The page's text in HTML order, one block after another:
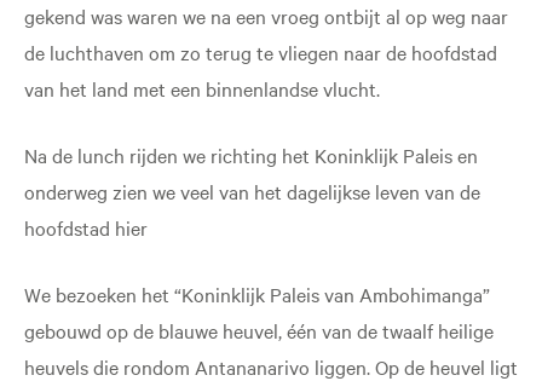
gekend was waren we na een vroeg ontbijt al op weg naar
de luchthaven om zo terug te vliegen naar de hoofdstad
van het land met een binnenlandse vlucht.
Na de lunch rijden we richting het Koninklijk Paleis en
onderweg zien we veel van het dagelijkse leven van de
hoofdstad hier
We bezoeken het “Koninklijk Paleis van Ambohimanga”
gebouwd op de blauwe heuvel, één van de twaalf heilige
heuvels die rondom Antananarivo liggen. Op de heuvel ligt